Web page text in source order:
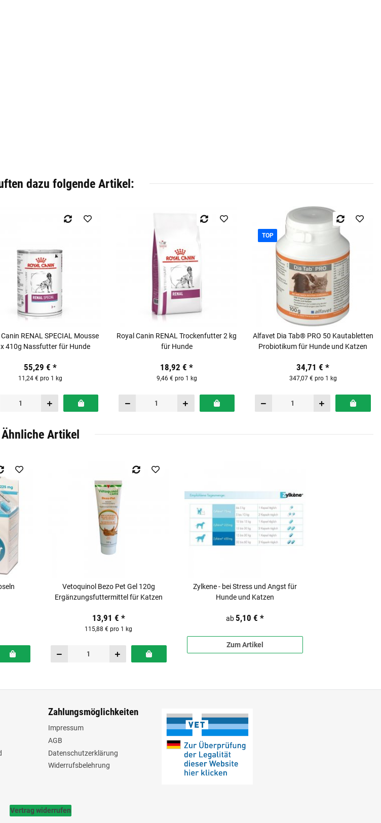
dazu folgende Artikel:
RENAL SPECIAL Mousse
410g Nassfutter für Hunde
55,29 €*
11,24 € pro 1 kg
Royal Canin RENAL Trockenfutter 2 kg
für Hunde
18,92 €*
9,46 € pro 1 kg
TOP
Alfavet Dia Tab® PRO 50 Kautabletten
Probiotikum für Hunde und Katzen
34,71 €*
347,07 € pro 1 kg
Ähnliche Artikel
Vetoquinol Bezo Pet Gel 120g
Ergänzungsfuttermittel für Katzen
13,91 € *
115,88 € pro 1 kg
Zylkene - bei Stress und Angst für
Hunde und Katzen
ab 5,10 € *
Zum Artikel
Zahlungsmöglichkeiten
Impressum
AGB
Datenschutzerklärung
Widerrufsbelehrung
Vertrag widerrufen